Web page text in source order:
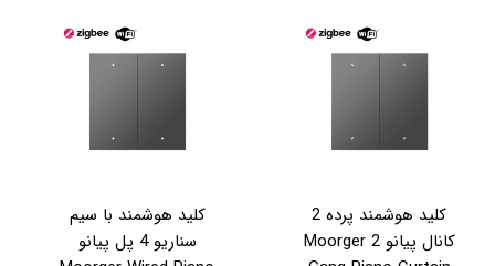
کلید هوشمند پرده 2
کانال پیانو Moorger 2
کلید هوشمند با سیم
سناریو 4 پل پیانو